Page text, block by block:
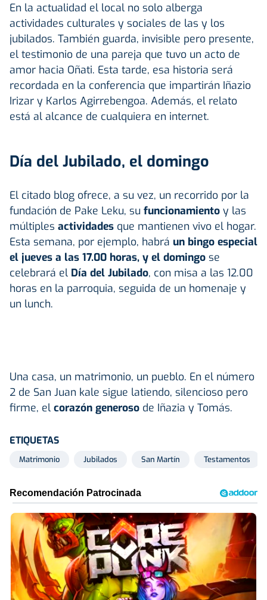
En la actualidad el local no solo alberga
actividades culturales y sociales de las y los
jubilados. También guarda, invisible pero presente,
el testimonio de una pareja que tuvo un acto de
amor hacia Oñati. Esta tarde, esa historia será
recordada en la conferencia que impartirán Iñazio
Irizar y Karlos Agirrebengoa. Además, el relato
está al alcance de cualquiera en internet.
Día del Jubilado, el domingo
El citado blog ofrece, a su vez, un recorrido por la
fundación de Pake Leku, su funcionamiento y las
múltiples actividades que mantienen vivo el hogar.
Esta semana, por ejemplo, habrá un bingo especial
el jueves a las 17.00 horas, y el domingo se
celebrará el Día del Jubilado, con misa a las 12.00
horas en la parroquia, seguida de un homenaje y
un lunch.
Una casa, un matrimonio, un pueblo. En el número
2 de San Juan kale sigue latiendo, silencioso pero
firme, el corazón generoso de Iñazia y Tomás.
ETIQUETAS
Matrimonio Jubilados San Martín Testamentos